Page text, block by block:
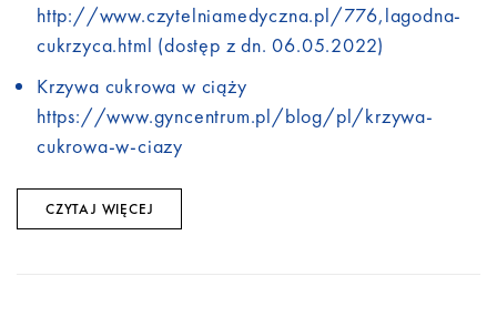
http://www.czytelniamedyczna.pl/776,lagodna-
cukrzyca.html (dostęp z dn. 06.05.2022)
Krzywa cukrowa w ciąży
https://www.gyncentrum.pl/blog/pl/krzywa-
cukrowa-w-ciazy
CZYTAJ WIĘCEJ